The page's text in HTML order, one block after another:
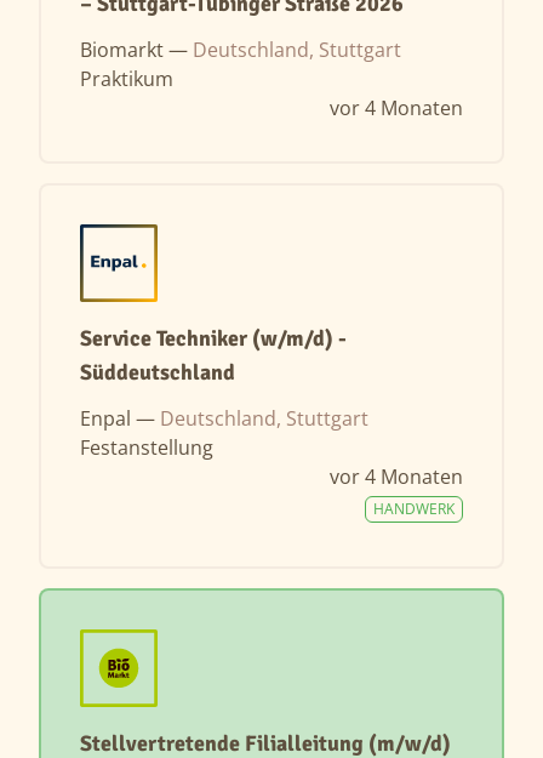
Biomarkt — Deutschland, Stuttgart
Praktikum
vor 4 Monaten
Service Techniker (w/m/d) -
Süddeutschland
Enpal — Deutschland, Stuttgart
Festanstellung
vor 4 Monaten
HANDWERK
Stellvertretende Filialleitung (m/w/d)